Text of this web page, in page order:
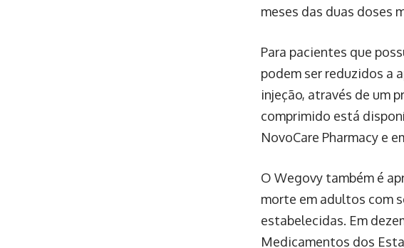
meses das duas doses
Para pacientes que
podem ser reduzidos a
injeção, através de um
comprimido está
NovoCare Pharmacy e
O Wegovy também é
morte em adultos com
estabelecidas. Em
Medicamentos dos